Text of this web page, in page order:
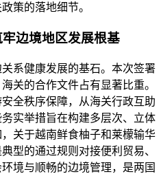
策的落地细节。
边境地区发展根基
系健康发展的基石。本次签署
关的合作文件占有显著比重。
全秩序保障，从海关行政互助
实举措旨在构建多层次、立体
关于越南鲜食柚子和莱檬输华
型的通过规则对接便利贸易、
境与顺畅的边境管理，是两国